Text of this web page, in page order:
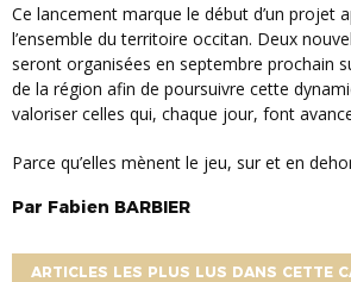
Ce lancement marque le début d’un projet appelé à rayonner sur
l’ensemble du territoire occitan. Deux
seront organisées en septembre prochain
de la région afin de poursuivre cette
valoriser celles qui, chaque jour, font
Parce qu’elles mènent le jeu, sur et en
Par Fabien BARBIER
ARTICLES LES PLUS LUS DANS CETTE